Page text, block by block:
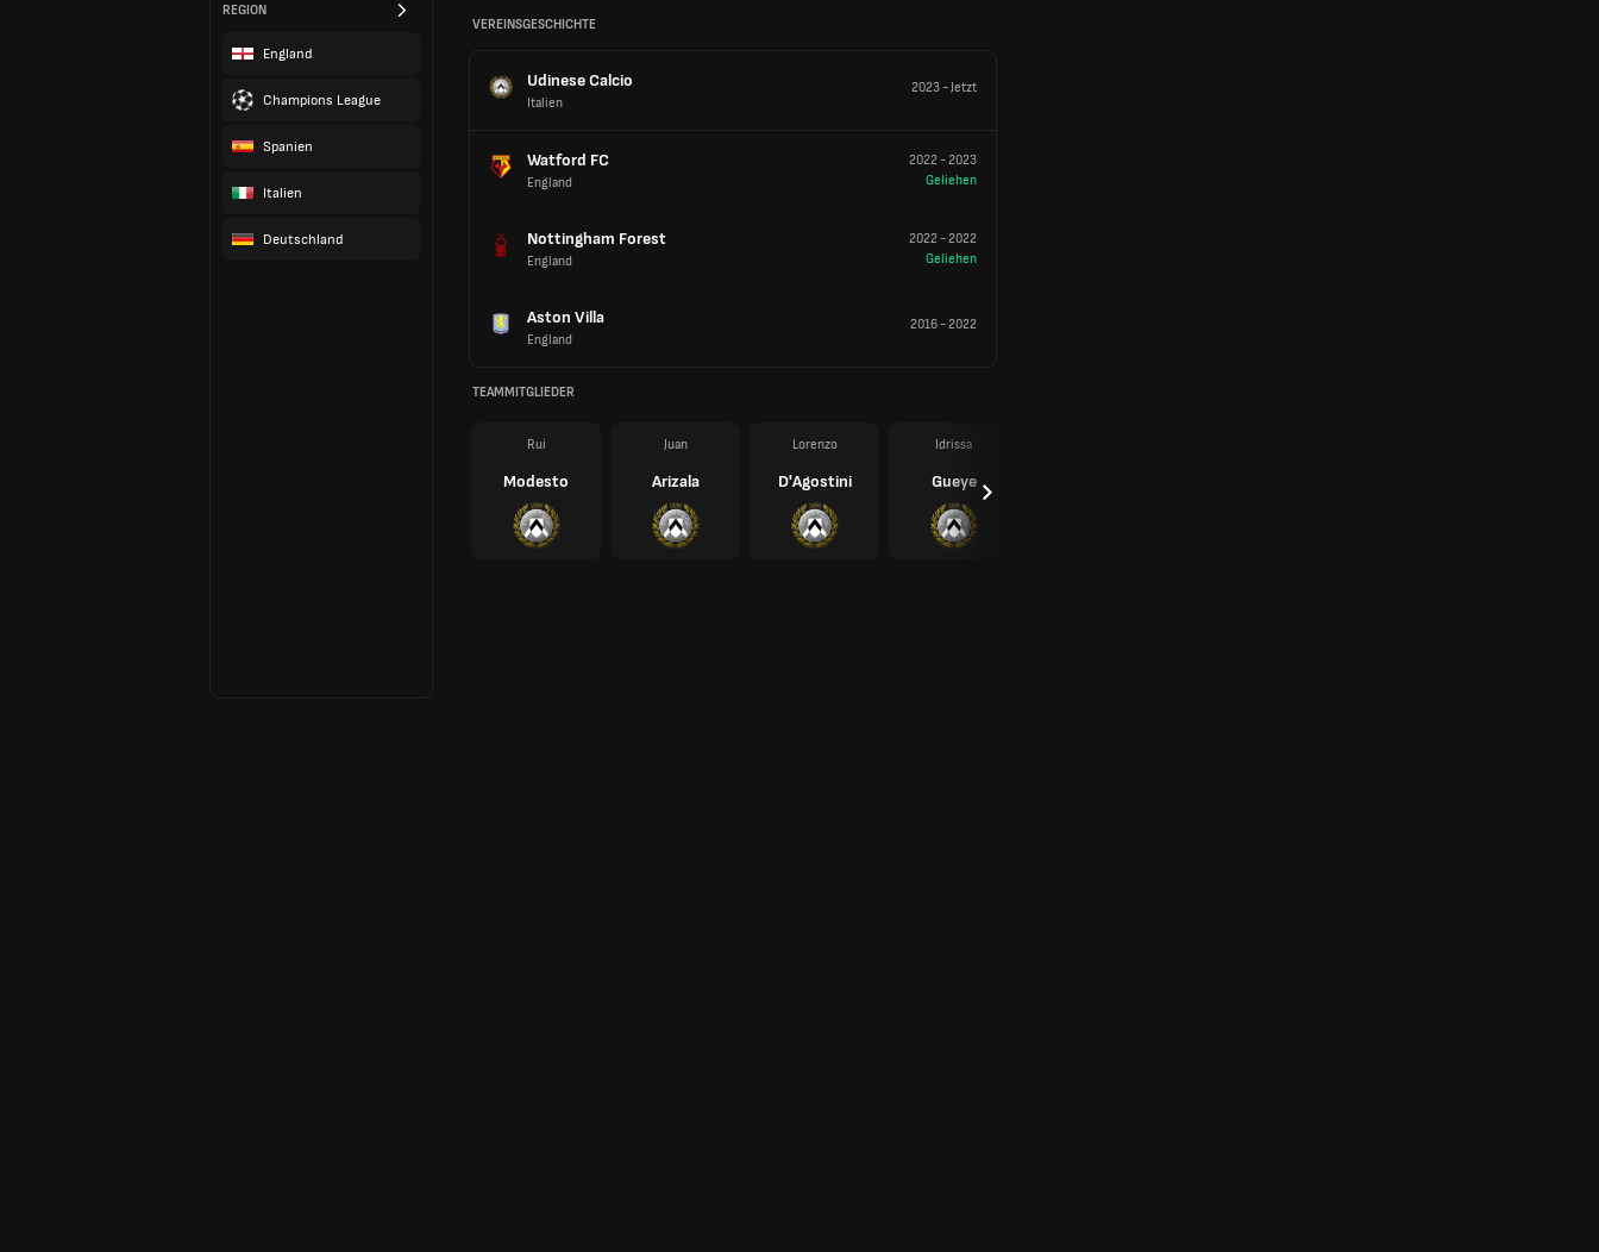
REGION
England
Champions League
Spanien
Italien
Deutschland
VEREINSGESCHICHTE
Udinese Calcio
Italien
2023-Jetzt
Watford FC
England
2022-2023
Geliehen
Nottingham Forest
England
2022-2022
Geliehen
Aston Villa
England
2016-2022
TEAMMITGLIEDER
Rui
Modesto
Juan
Arizala
Lorenzo
D'Agostini
Idrissa
Gueye